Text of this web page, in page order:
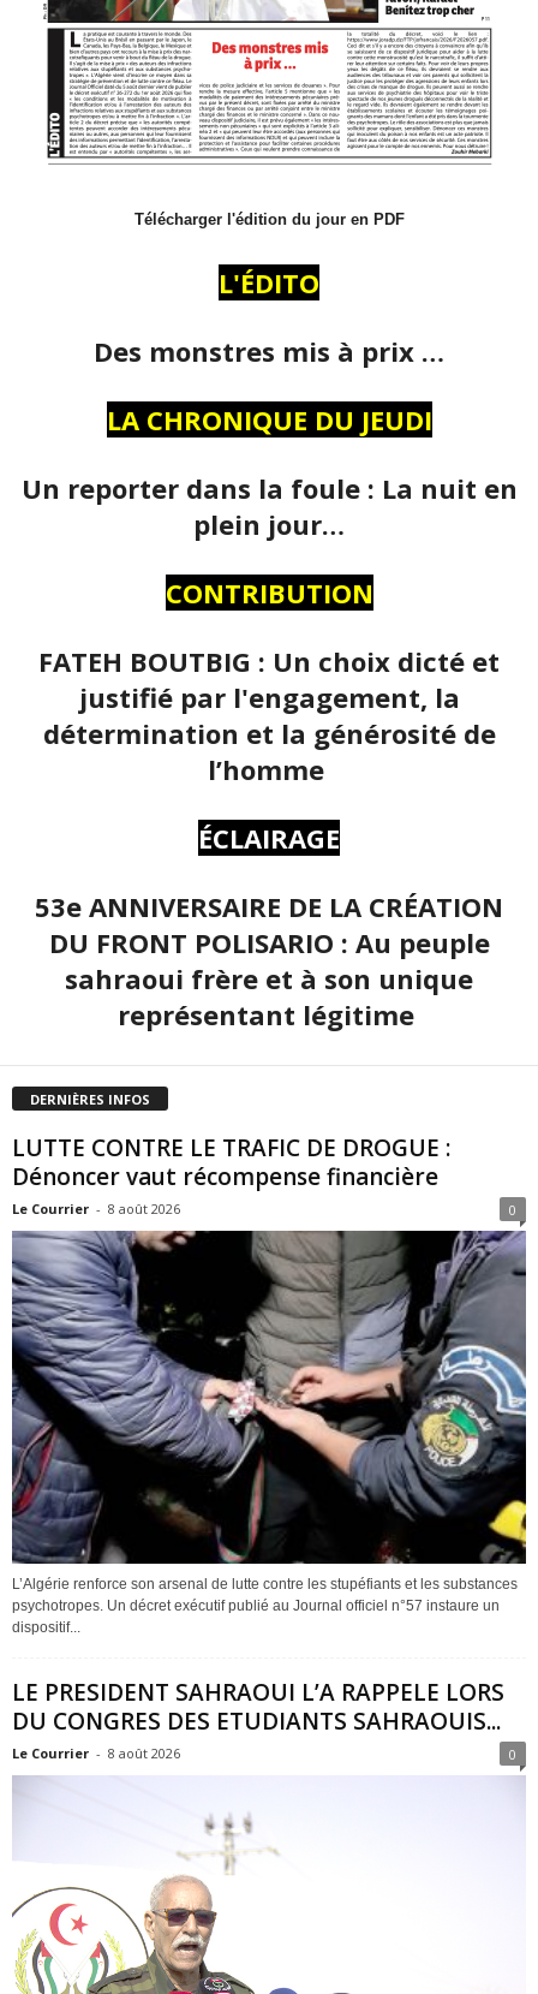
Télécharger l'édition du jour en PDF
L'ÉDITO
Des monstres mis à prix …
LA CHRONIQUE DU JEUDI
Un reporter dans la foule : La nuit en
plein jour…
CONTRIBUTION
FATEH BOUTBIG : Un choix dicté et
justifié par l'engagement, la
détermination et la générosité de
l’homme
ÉCLAIRAGE
53e ANNIVERSAIRE DE LA CRÉATION
DU FRONT POLISARIO : Au peuple
sahraoui frère et à son unique
représentant légitime
DERNIÈRES INFOS
LUTTE CONTRE LE TRAFIC DE DROGUE :
Dénoncer vaut récompense financière
Le Courrier - 8 août 2026 0
L’Algérie renforce son arsenal de lutte contre les stupéfiants et les substances
psychotropes. Un décret exécutif publié au Journal officiel n°57 instaure un
dispositif...
LE PRESIDENT SAHRAOUI L’A RAPPELE LORS
DU CONGRES DES ETUDIANTS SAHRAOUIS...
Le Courrier - 8 août 2026 0